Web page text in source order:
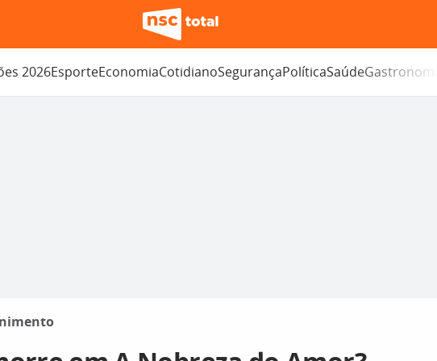
2026EsporteEconomiaCotidianoSegurançaPolíticaSaúdeGastronomia